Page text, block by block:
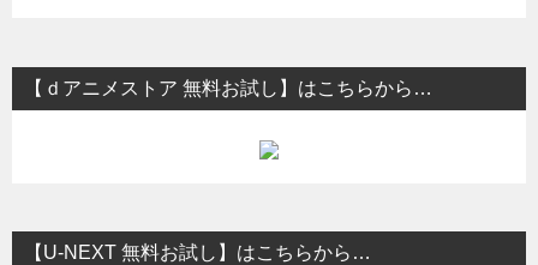
【ｄアニメストア 無料お試し】はこちらから…
【U-NEXT 無料お試し】はこちらから…